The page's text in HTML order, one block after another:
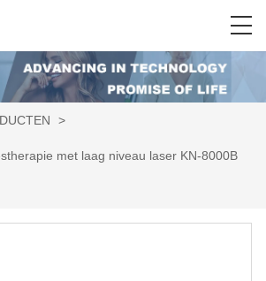
>
met laag niveau laser KN-8000B